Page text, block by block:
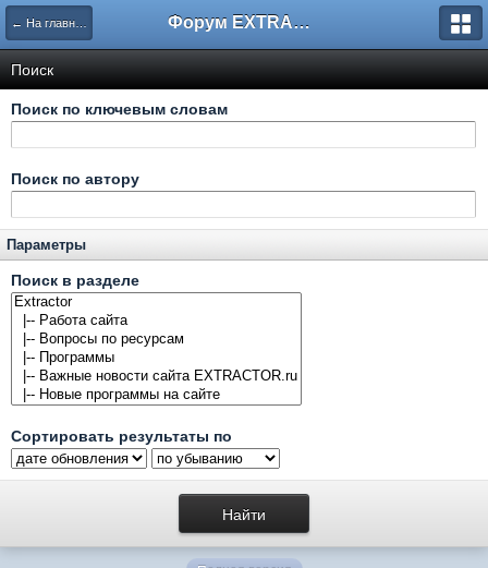
← На главную Форум EXTRACTOR.ru
Поиск
Поиск по ключевым словам
Поиск по автору
Параметры
Поиск в разделе
Сортировать результаты по